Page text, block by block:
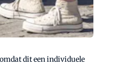
dit een individuele